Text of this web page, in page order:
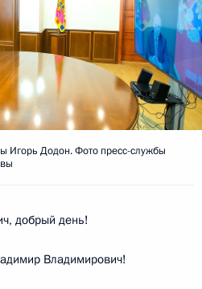
Игорь Додон. Фото пресс-службы
добрый день!
Владимирович!